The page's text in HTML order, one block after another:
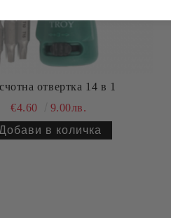
отвертка 14 в 1
€4.60
9.00лв.